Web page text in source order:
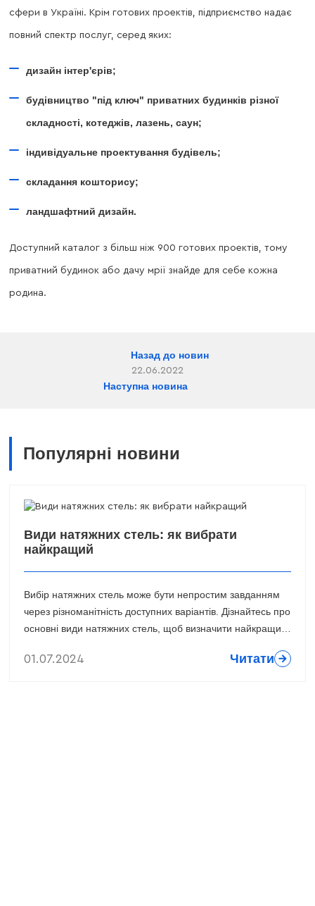
сфери в Україні. Крім готових проектів, підприємство надає
повний спектр послуг, серед яких:
дизайн інтер'єрів;
будівництво "під ключ" приватних будинків різної
складності, котеджів, лазень, саун;
індивідуальне проектування будівель;
складання кошторису;
ландшафтний дизайн.
Доступний каталог з більш ніж 900 готових проектів, тому
приватний будинок або дачу мрії знайде для себе кожна
родина.
Назад до новин
22.06.2022
Наступна новина
Популярні новини
Види натяжних стель: як вибрати
найкращий
Вибір натяжних стель може бути непростим завданням
через різноманітність доступних варіантів. Дізнайтесь про
основні види натяжних стель, щоб визначити найкращий
01.07.2024 Читати